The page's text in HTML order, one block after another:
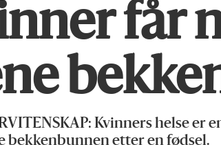
får
Kvinners helse
bekkenbunnen etter en fødsel.